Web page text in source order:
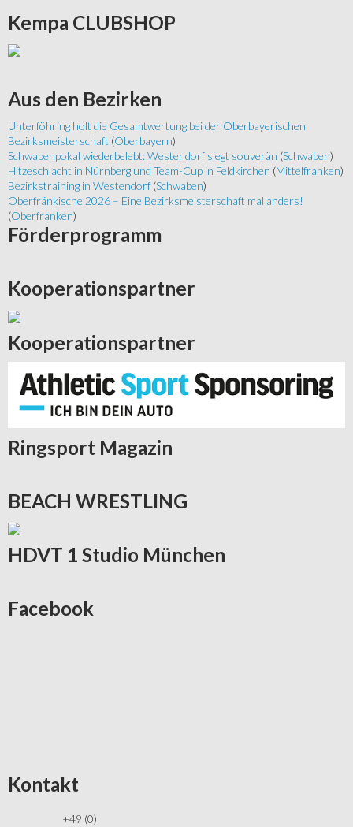
Kempa CLUBSHOP
Aus den Bezirken
Unterföhring holt die Gesamtwertung bei der Oberbayerischen
Bezirksmeisterschaft (Oberbayern)
Schwabenpokal wiederbelebt: Westendorf siegt souverän (Schwaben)
Hitzeschlacht in Nürnberg und Team-Cup in Feldkirchen (Mittelfranken)
Bezirkstraining in Westendorf (Schwaben)
Oberfränkische 2026 – Eine Bezirksmeisterschaft mal anders!
(Oberfranken)
Förderprogramm
Kooperationspartner
Kooperationspartner
Ringsport Magazin
BEACH WRESTLING
HDVT 1 Studio München
Facebook
Kontakt
+49 (0)